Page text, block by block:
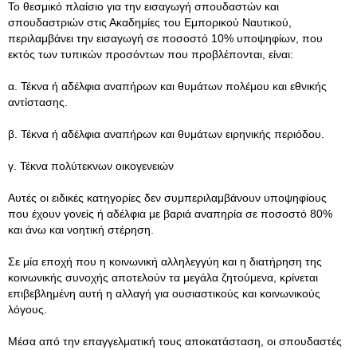
Το θεσμικό πλαίσιο για την εισαγωγή σπουδαστών και
σπουδαστριών στις Ακαδημίες του Εμπορικού Ναυτικού,
περιλαμβάνει την εισαγωγή σε ποσοστό 10% υποψηφίων, που
εκτός των τυπικών προσόντων που προβλέπονται, είναι:
α. Τέκνα ή αδέλφια αναπήρων και θυμάτων πολέμου και εθνικής
αντίστασης.
β. Τέκνα ή αδέλφια αναπήρων και θυμάτων ειρηνικής περιόδου.
γ. Τέκνα πολύτεκνων οικογενειών
Αυτές οι ειδικές κατηγορίες δεν συμπεριλαμβάνουν υποψηφίους
που έχουν γονείς ή αδέλφια με βαριά αναπηρία σε ποσοστό 80%
και άνω και νοητική στέρηση.
Σε μία εποχή που η κοινωνική αλληλεγγύη και η διατήρηση της
κοινωνικής συνοχής αποτελούν τα μεγάλα ζητούμενα, κρίνεται
επιβεβλημένη αυτή η αλλαγή για ουσιαστικούς και κοινωνικούς
λόγους.
Μέσα από την επαγγελματική τους αποκατάσταση, οι σπουδαστές